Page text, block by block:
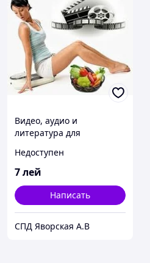
Видео, аудио и
литература для
Недоступен
7лей
Написать
СПД Яворская А.В